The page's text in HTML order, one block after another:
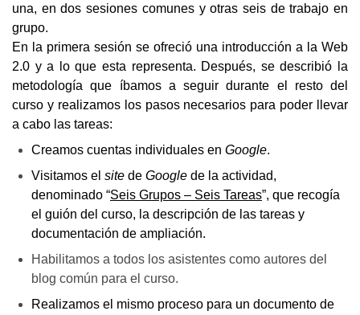
una, en dos sesiones comunes y otras seis de trabajo en
grupo.
En la primera sesión se ofreció una introducción a la Web
2.0 y a lo que esta representa. Después, se describió la
metodología que íbamos a seguir durante el resto del
curso y realizamos los pasos necesarios para poder llevar
a cabo las tareas:
Creamos cuentas individuales en Google.
Visitamos el site de Google de la actividad,
denominado “Seis Grupos – Seis Tareas”, que recogía
el guión del curso, la descripción de las tareas y
documentación de ampliación.
Habilitamos a todos los asistentes como autores del
blog común para el curso.
Realizamos el mismo proceso para un documento de